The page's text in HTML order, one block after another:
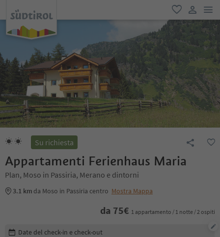
favoriti
user link
Su richiesta
Appartamenti Ferienhaus Maria
Plan, Moso in Passiria, Merano e dintorni
3.1 km da Moso in Passiria centro Mostra Mappa
da 75€ 1 appartamento / 1 notte / 2 ospiti
Modifica i dettagli della prenotazione
Date del check-in e check-out